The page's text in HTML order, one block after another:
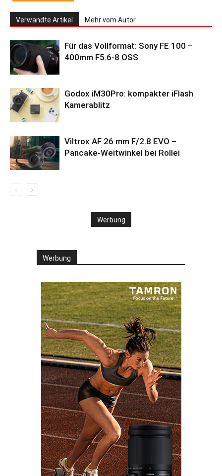
Verwandte Artikel Mehr vom Autor
Für das Vollformat: Sony FE 100 –
400mm F5.6-8 OSS
Godox iM30Pro: kompakter iFlash
Kamerablitz
Viltrox AF 26 mm F/2.8 EVO –
Pancake-Weitwinkel bei Rollei
Werbung
Werbung